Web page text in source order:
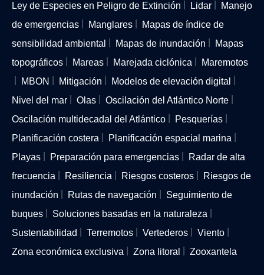
Ley de Especies en Peligro de Extinción
Lidar
Manejo
de emergencias
Manglares
Mapas de índice de
sensibilidad ambiental
Mapas de inundación
Mapas
topográficos
Mareas Marejada ciclónica
Maremotos
MBON
Mitigación
Modelos de elevación digital
Nivel del mar
Olas
Oscilación del Atlántico Norte
Oscilación multidecadal del Atlántico
Pesquerías
Planificación costera
Planificación espacial marina
Playas
Preparación para emergencias
Radar de alta
frecuencia
Resiliencia Riesgos costeros
Riesgos de
inundación
Rutas de navegación
Seguimiento de
buques
Soluciones basadas en la naturaleza
Sustentabilidad
Terremotos Vertederos
Viento
Zona económica exclusiva
Zona litoral Zooxantela